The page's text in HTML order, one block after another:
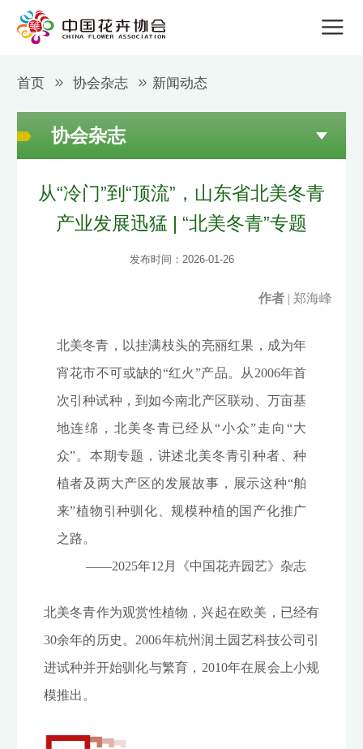
首页 协会杂志 新闻动态
协会杂志
从“冷门”到“顶流”，山东省北美冬青
产业发展迅猛 | “北美冬青”专题
发布时间：2026-01-26
作者 |郑海峰
北美冬青，以挂满枝头的亮丽红果，成为年
宵花市不可或缺的“红火”产品。从2006年首
次引种试种，到如今南北产区联动、万亩基
地连绵，北美冬青已经从“小众”走向“大
众”。本期专题，讲述北美冬青引种者、种
植者及两大产区的发展故事，展示这种“舶
来”植物引种驯化、规模种植的国产化推广
之路。
——2025年12月《中国花卉园艺》杂志
北美冬青作为观赏性植物，兴起在欧美，已经有
30余年的历史。2006年杭州润土园艺科技公司引
进试种并开始驯化与繁育，2010年在展会上小规
模推出。